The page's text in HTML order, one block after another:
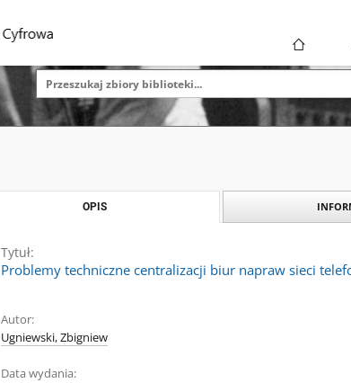
OPIS
Tytuł:
Problemy techniczne centralizacji biur napraw sieci
Autor:
Ugniewski, Zbigniew
Data wydania: